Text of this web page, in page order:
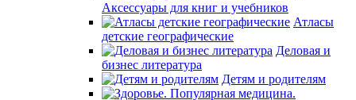
Аксессуары для книг и учебников
Атласы
детские географические
Деловая и
бизнес литература
Детям и родителям